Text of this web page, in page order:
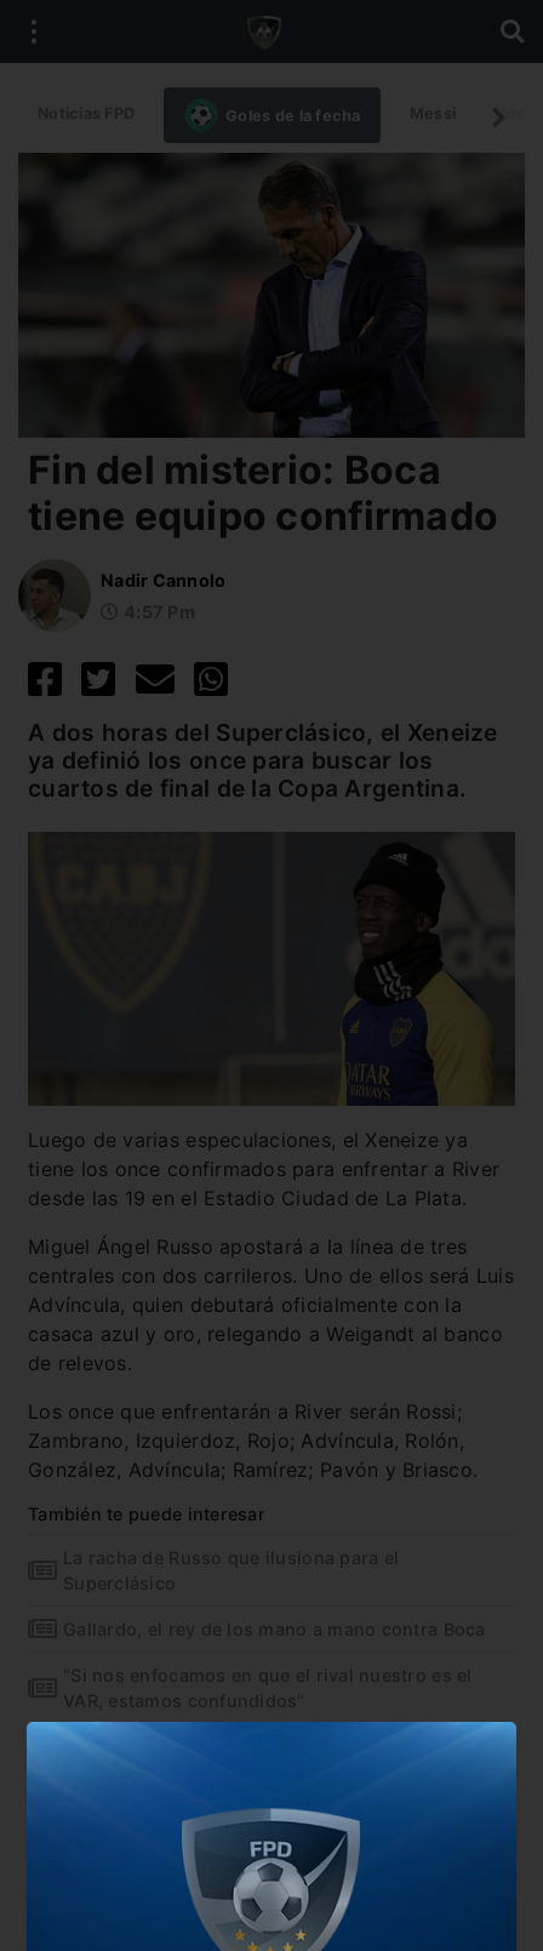
Goles de la fecha
Fin del misterio: Boca
tiene equipo confirmado
Nadir Cannolo
A dos horas del Superclásico, el Xeneize
ya definió los once para buscar los
cuartos de final de la Copa Argentina.
Luego de varias especulaciones, el Xeneize ya
tiene los once confirmados para enfrentar a River
desde las 19 en el Estadio Ciudad de La Plata.
Miguel Ángel Russo apostará a la línea de tres
centrales con dos carrileros. Uno de ellos será Luis
Advíncula, quien debutará oficialmente con la
casaca azul y oro, relegando a Weigandt al banco
de relevos.
Los once que enfrentarán a River serán Rossi;
Zambrano, Izquierdoz, Rojo; Advíncula, Rolón,
González, Advíncula; Ramírez; Pavón y Briasco.
También te puede interesar
La racha de Russo que ilusiona para el
Superclásico
Gallardo, el rey de los mano a mano contra Boca
“Si nos enfocamos en que el rival nuestro es el
VAR, estamos confundidos”
¿Se viene un nuevo Boca vs River en la
#Boca
#Miguel Ángel Russo #Noticia